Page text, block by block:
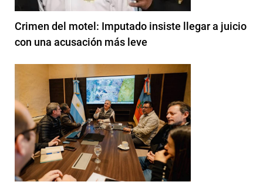
Crimen del motel: Imputado insiste llegar a juicio
con una acusación más leve